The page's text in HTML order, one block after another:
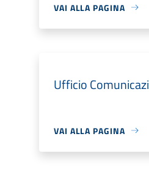
VAI ALLA PAGINA
Ufficio
VAI ALLA PAGINA